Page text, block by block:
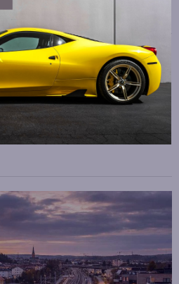
internetanslutning för e-
vara en hobby till en
millisekund kan avgöra
lägger stor vikt vid hårdvara